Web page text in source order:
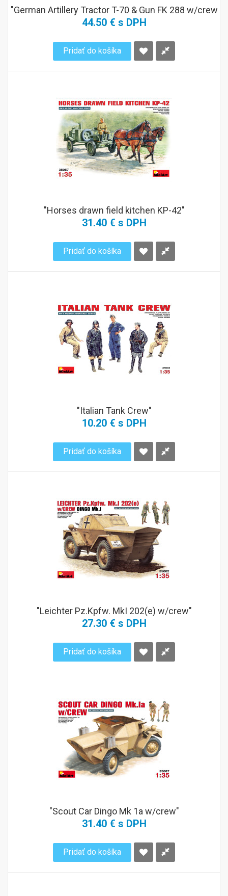
"German Artillery Tractor T-70 & Gun FK 288 w/crew
44.50 € s DPH
Pridať do košíka
"Horses drawn field kitchen KP-42"
31.40 € s DPH
Pridať do košíka
"Italian Tank Crew"
10.20 € s DPH
Pridať do košíka
"Leichter Pz.Kpfw. MkI 202(e) w/crew"
27.30 € s DPH
Pridať do košíka
"Scout Car Dingo Mk 1a w/crew"
31.40 € s DPH
Pridať do košíka